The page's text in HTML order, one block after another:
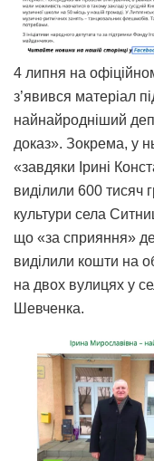
4 липня на
з’явився матеріал
найнайродніший
доказ». Зокрема, у
«завдяки Ірині
виділили 600 тисяч
культури села
що «за сприяння»
виділили кошти на
на двох вулицях у
Шевченка.